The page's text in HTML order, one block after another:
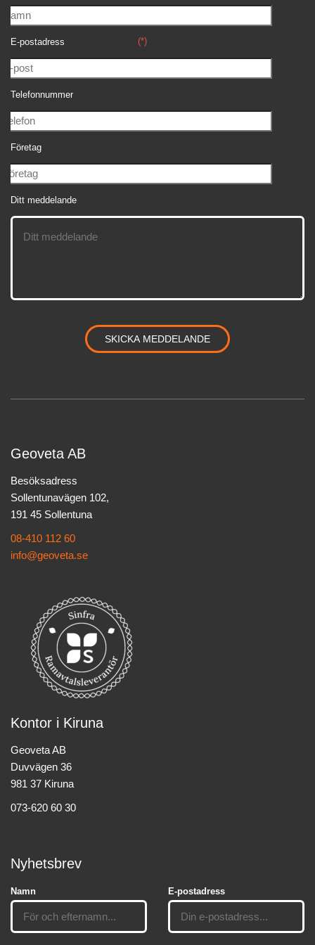
E-postadress (*)
Telefonnummer
Företag
Ditt meddelande
Geoveta AB
Besöksadress
Sollentunavägen 102,
191 45 Sollentuna
08-410 112 60
info@geoveta.se
Kontor i Kiruna
Geoveta AB
Duvvägen 36
981 37 Kiruna
073-620 60 30
Nyhetsbrev
Namn E-postadress